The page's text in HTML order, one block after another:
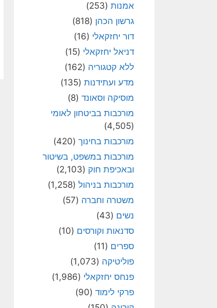
אמנות (253)
גרשון הכהן (818)
דור יחזקאלי (16)
דניאל יחזקאלי (15)
ללא קטגוריה (162)
מדע ועתידנות (135)
מוסיקה וסאונד (8)
מורכבות בביטחון לאומי
(4,505)
מורכבות בחינוך (420)
מורכבות במשפט, בשיטור
ובאכיפת חוק (2,103)
מורכבות בניהול (1,258)
משטרה וחברה (57)
נשים (43)
סדנאות וקורסים (10)
ספרים (11)
פוליטיקה (1,073)
פנחס יחזקאלי (1,986)
פרקי לימוד (90)